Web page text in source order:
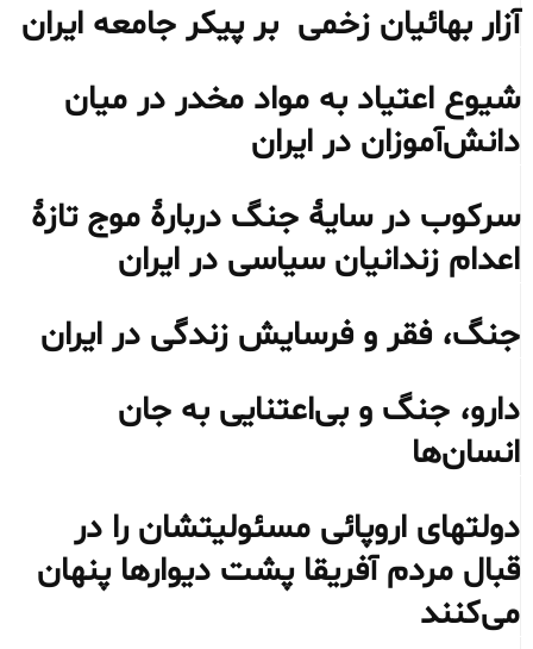
آزار بهائیان زخمی بر پیکر جامعه ایران
شیوع اعتیاد به مواد مخدر در میان
دانش‌آموزان در ایران
سرکوب در سایهٔ جنگ دربارهٔ موج تازهٔ
اعدام زندانیان سیاسی در ایران
جنگ، فقر و فرسایش زندگی در ایران
دارو، جنگ و بی‌اعتنایی به جان
انسان‌ها
دولتهای اروپائی مسئولیتشان را در
قبال مردم آفریقا پشت دیوارها پنهان
می‌کنند